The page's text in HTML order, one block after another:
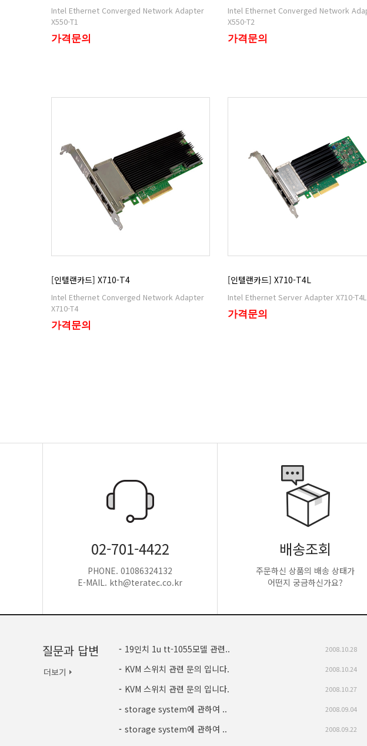
X550-T1
가격문의
X550-T2
가격문의
[인텔랜카드] X710-T4
X710-T4
가격문의
[인텔랜카드] X710-T4L
Intel Ethernet Server Adapter X710-T4L
가격문의
02-701-4422
PHONE. 01086324132
E-MAIL. kth@teratec.co.kr
배송조회
주문하신 상품의 배송 상태가
어떤지 궁금하신가요?
질문과 답변 - 19인치 1u tt-1055모델 관련.. 2008.10.28
- KVM 스위치 관련 문의 입니다. 2008.10.24
- KVM 스위치 관련 문의 입니다. 2008.10.27
- storage system에 관하여 .. 2008.09.04
- storage system에 관하여 .. 2008.09.22